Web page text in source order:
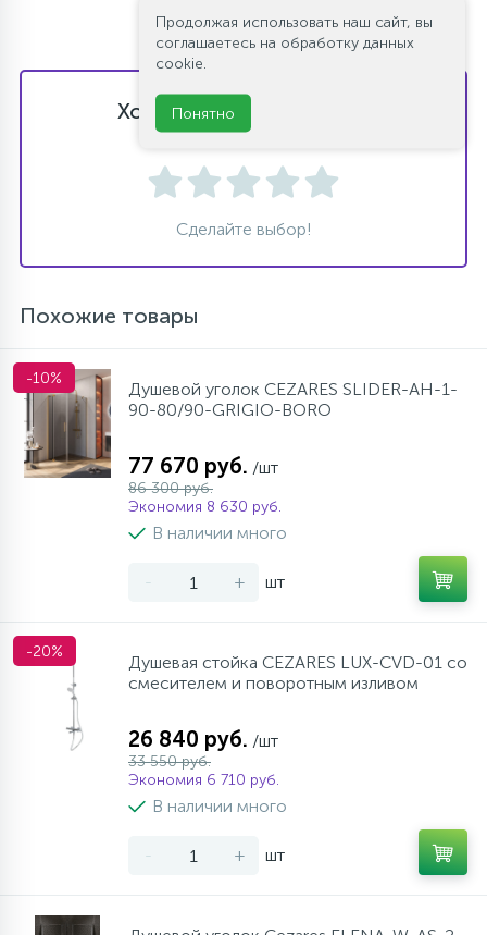
Хотите оставить отзыв?
Поставьте свою оценку!
Сделайте выбор!
Похожие товары
-10%
Душевой уголок CEZARES SLIDER-AH-1-
90-80/90-GRIGIO-BORO
77 670 руб. /шт
86 300 руб.
Экономия 8 630 руб.
В наличии много
- + шт
-20%
Душевая стойка CEZARES LUX-CVD-01 со
смесителем и поворотным изливом
26 840 руб. /шт
33 550 руб.
Экономия 6 710 руб.
В наличии много
- + шт
Продолжая использовать наш сайт, вы
соглашаетесь на обработку данных
cookie.
Понятно